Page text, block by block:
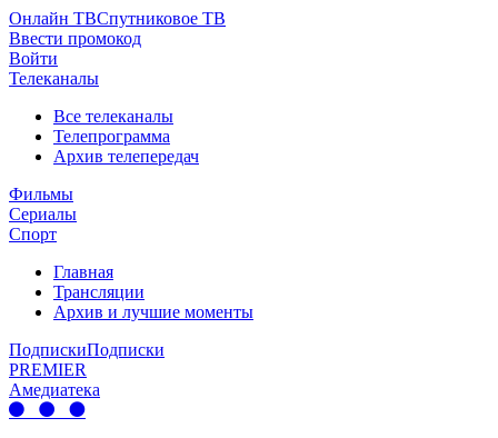
Онлайн ТВСпутниковое ТВ
Ввести промокод
Войти
Телеканалы
Все телеканалы
Телепрограмма
Архив телепередач
Фильмы
Сериалы
Спорт
Главная
Трансляции
Архив и лучшие моменты
ПодпискиПодписки
PREMIER
Амедиатека